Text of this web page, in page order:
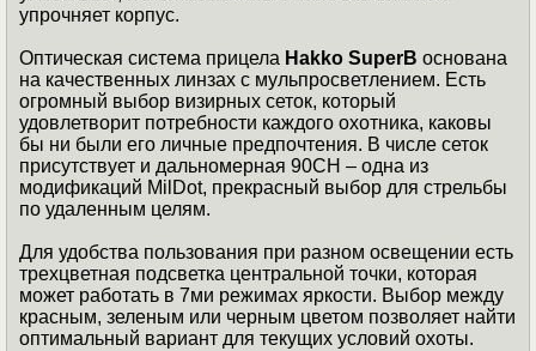
упрочняет корпус.
Оптическая система прицела Hakko SuperB основана
на качественных линзах с мульпросветлением. Есть
огромный выбор визирных сеток, который
удовлетворит потребности каждого охотника, каковы
бы ни были его личные предпочтения. В числе сеток
присутствует и дальномерная 90СН – одна из
модификаций MilDot, прекрасный выбор для стрельбы
по удаленным целям.
Для удобства пользования при разном освещении есть
трехцветная подсветка центральной точки, которая
может работать в 7ми режимах яркости. Выбор между
красным, зеленым или черным цветом позволяет найти
оптимальный вариант для текущих условий охоты.